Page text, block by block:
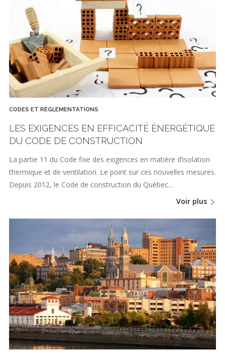
CODES ET RÈGLEMENTATIONS
LES EXIGENCES EN EFFICACITÉ ÉNERGÉTIQUE
DU CODE DE CONSTRUCTION
La partie 11 du Code fixe des exigences en matière d’isolation
thermique et de ventilation. Le point sur ces nouvelles mesures.
Depuis 2012, le Code de construction du Québec…
Voir plus